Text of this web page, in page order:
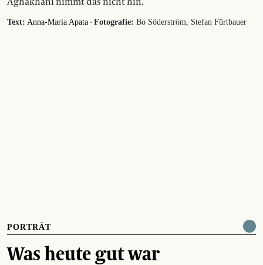
Text: Anna-Maria Apata · Fotografie: Bo Söderström, Stefan Fürtbauer
PORTRÄT
Was heute gut war